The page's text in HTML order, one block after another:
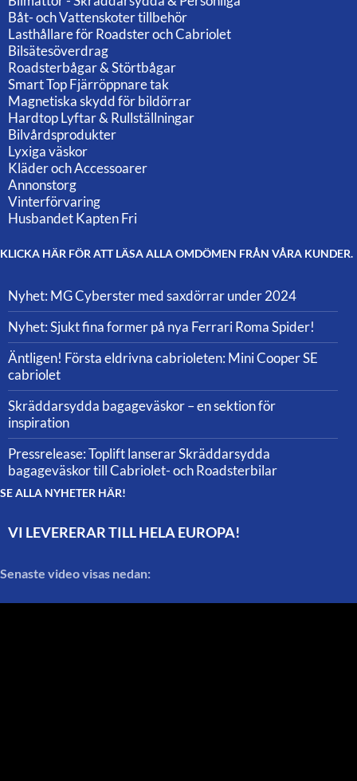
Båt- och Vattenskoter tillbehör
Lasthållare för Roadster och Cabriolet
Bilsätesöverdrag
Roadsterbågar & Störtbågar
Smart Top Fjärröppnare tak
Magnetiska skydd för bildörrar
Hardtop Lyftar & Rullställningar
Bilvårdsprodukter
Lyxiga väskor
Kläder och Accessoarer
Annonstorg
Vinterförvaring
Husbandet Kapten Fri
KLICKA HÄR FÖR ATT LÄSA ALLA OMDÖMEN FRÅN VÅRA KUNDER.
Nyhet: MG Cyberster med saxdörrar under 2024
Nyhet: Sjukt fina former på nya Ferrari Roma Spider!
Äntligen! Första eldrivna cabrioleten: Mini Cooper SE
cabriolet
Skräddarsydda bagageväskor – en sektion för
inspiration
Pressrelease: Toplift lanserar Skräddarsydda
bagageväskor till Cabriolet- och Roadsterbilar
SE ALLA NYHETER HÄR!
VI LEVERERAR TILL HELA EUROPA!
Senaste video visas nedan: